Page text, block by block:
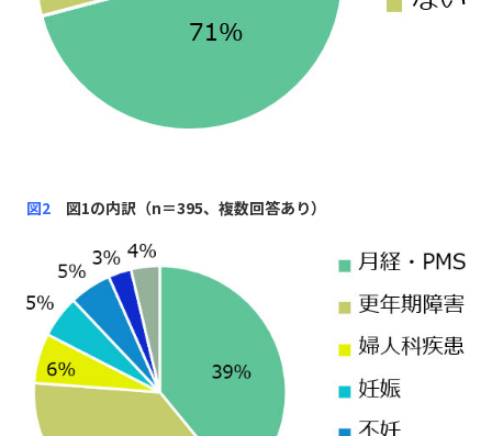
図2図1の内訳（n＝395、複数回答あり）